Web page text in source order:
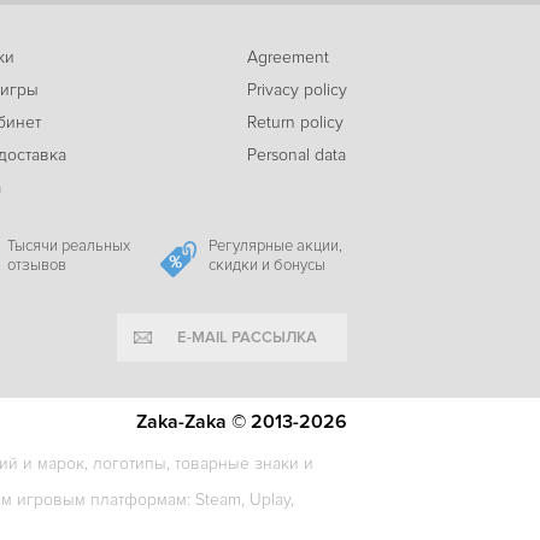
-69%
Magicka 2
249c
414
-63%
Volley Pals
Agreement
Privacy policy
Return policy
Personal data
Тысячи реальных
отзывов
Регулярные акции,
скидки и бонусы
E-MAIL РАССЫЛКА
и марок, логотипы, товарные знаки и
игровым платформам: Steam, Uplay,
Zaka-Zaka © 2013-2026